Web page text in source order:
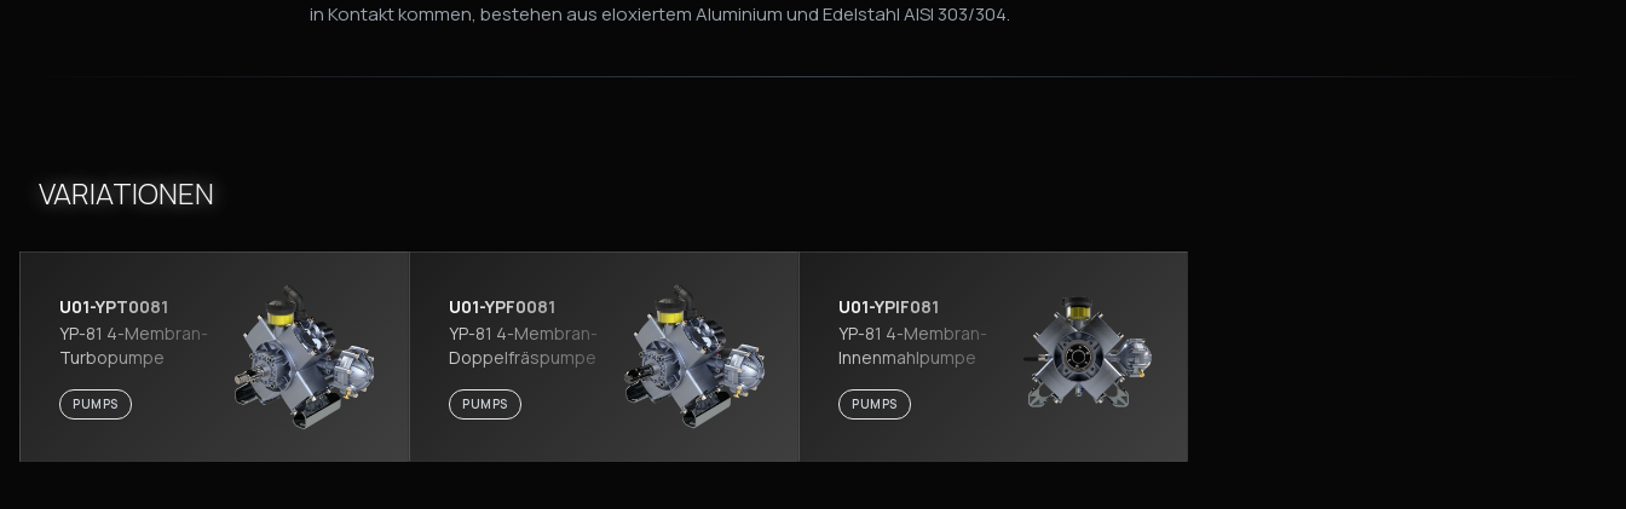
in Kontakt kommen, bestehen aus eloxiertem Aluminium und Edelstahl AISI 303/304.
VARIATIONEN
U01-YPT0081
YP-81 4-Membran-
Turbopumpe
PUMPS
U01-YPF0081
YP-81 4-Membran-
Doppelfräspumpe
PUMPS
U01-YPIF081
YP-81 4-Membran-
Innenmahlpumpe
PUMPS